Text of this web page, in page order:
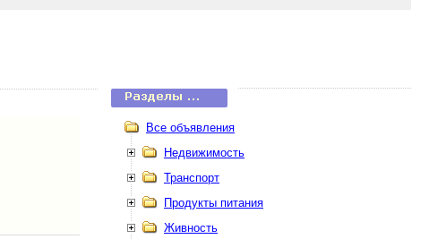
Все объявления
Недвижимость
Транспорт
Продукты питания
Живность